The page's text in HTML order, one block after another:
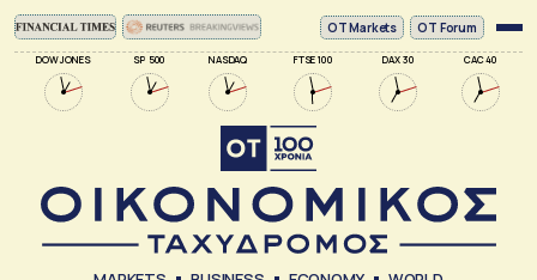
DOW JONES SP 500 NASDAQ FTSE 100 DAX 30 CAC 40
ΟΤ Markets OT Forum